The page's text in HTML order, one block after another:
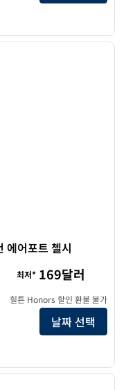
1/12
다음
에어포트 첼시
트 첼시의 호텔 정보 보기
최저* 169달러
힐튼 Honors 할인 환불 불가
날짜 선택
1/12
다음